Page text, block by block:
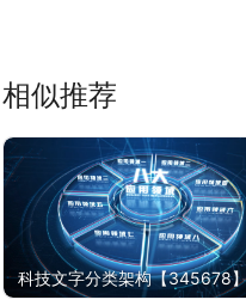
相似推荐
科技文字分类架构【345678